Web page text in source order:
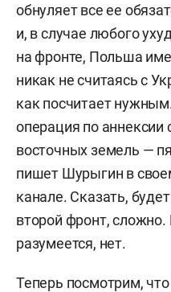
обнуляет все ее
и, в случае любого
на фронте, Польша
никак не считаясь с
как посчитает
операция по аннексии
восточных земель —
пишет Шурыгин в
канале. Сказать,
второй фронт, сложно.
разумеется, нет.
Теперь посмотрим,